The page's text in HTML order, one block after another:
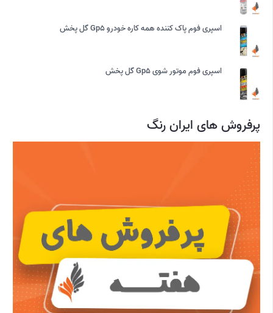
اسپری فوم پاک کننده همه کاره خودرو Gp5 گل پخش
اسپری فوم موتور شوی Gp5 گل پخش
پرفروش های ایران رنگ